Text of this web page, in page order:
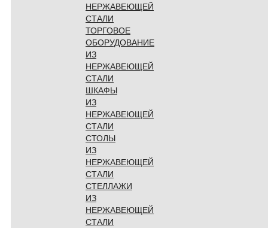
НЕРЖАВЕЮЩЕЙ
СТАЛИ
ТОРГОВОЕ
ОБОРУДОВАНИЕ
ИЗ
НЕРЖАВЕЮЩЕЙ
СТАЛИ
ШКАФЫ
ИЗ
НЕРЖАВЕЮЩЕЙ
СТАЛИ
СТОЛЫ
ИЗ
НЕРЖАВЕЮЩЕЙ
СТАЛИ
СТЕЛЛАЖИ
ИЗ
НЕРЖАВЕЮЩЕЙ
СТАЛИ